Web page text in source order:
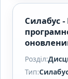
Силабус -
Розділ:
Тип: